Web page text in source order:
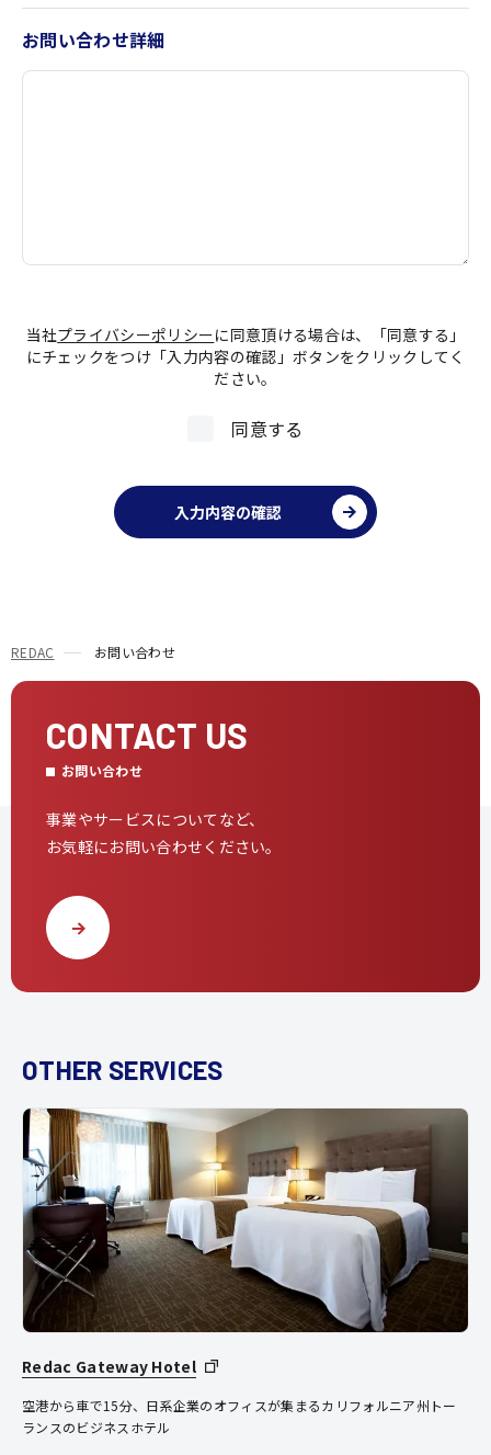
お問い合わせ詳細
当社プライバシーポリシーに同意頂ける場合は、「同意する」
にチェックをつけ「入力内容の確認」ボタンをクリックしてく
ださい。
同意する
入力内容の確認
REDAC お問い合わせ
CONTACT US
お問い合わせ
事業やサービスについてなど、
お気軽にお問い合わせください。
OTHER SERVICES
Redac Gateway Hotel
空港から車で15分、日系企業のオフィスが集まるカリフォルニア州トー
ランスのビジネスホテル